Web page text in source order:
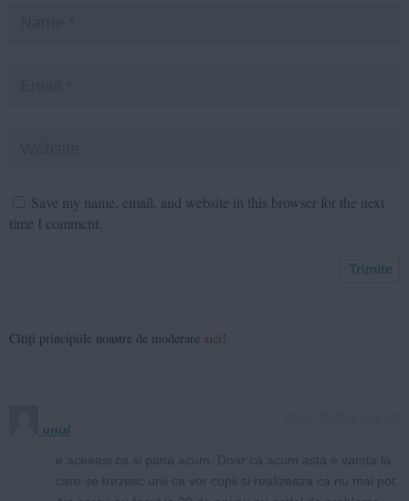
Save my name, email, and website in this browser for the next
time I comment.
Citiți principiile noastre de moderare aici !
unul